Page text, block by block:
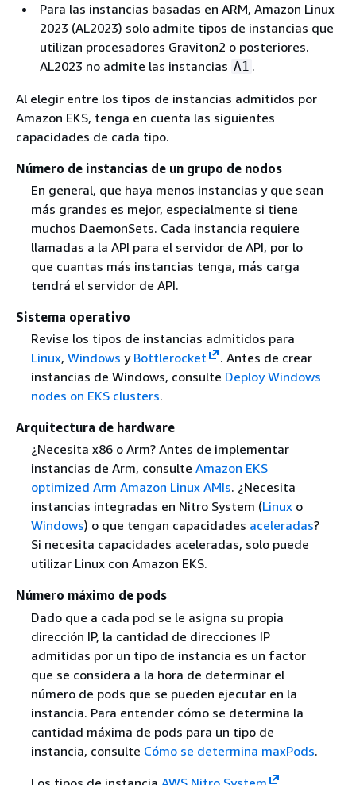
Para las instancias basadas en ARM, Amazon Linux
2023 (AL2023) solo admite tipos de instancias que
utilizan procesadores Graviton2 o posteriores.
AL2023 no admite las instancias A1 .
Al elegir entre los tipos de instancias admitidos por
Amazon EKS, tenga en cuenta las siguientes
capacidades de cada tipo.
Número de instancias de un grupo de nodos
En general, que haya menos instancias y que sean
más grandes es mejor, especialmente si tiene
muchos DaemonSets. Cada instancia requiere
llamadas a la API para el servidor de API, por lo
que cuantas más instancias tenga, más carga
tendrá el servidor de API.
Sistema operativo
Revise los tipos de instancias admitidos para
Linux, Windows y Bottlerocket
. Antes de crear
instancias de Windows, consulte Deploy Windows
nodes on EKS clusters.
Arquitectura de hardware
¿Necesita x86 o Arm? Antes de implementar
instancias de Arm, consulte Amazon EKS
optimized Arm Amazon Linux AMIs. ¿Necesita
instancias integradas en Nitro System (Linuxo
Windows) o que tengan capacidades aceleradas?
Si necesita capacidades aceleradas, solo puede
utilizar Linux con Amazon EKS.
Número máximo de pods
Dado que a cada pod se le asigna su propia
dirección IP, la cantidad de direcciones IP
admitidas por un tipo de instancia es un factor
que se considera a la hora de determinar el
número de pods que se pueden ejecutar en la
instancia. Para entender cómo se determina la
cantidad máxima de pods para un tipo de
instancia, consulte Cómo se determina maxPods.